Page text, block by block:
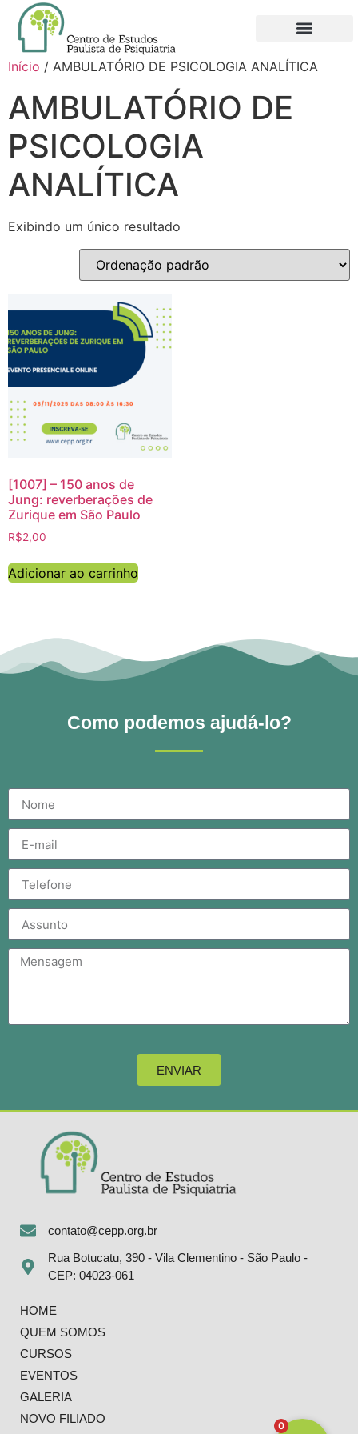
Início / AMBULATÓRIO DE PSICOLOGIA ANALÍTICA
AMBULATÓRIO DE
PSICOLOGIA
ANALÍTICA
Exibindo um único resultado
[1007] – 150 anos de
Jung: reverberações de
Zurique em São Paulo
R$2,00
Adicionar ao carrinho
Como podemos ajudá-lo?
ENVIAR
contato@cepp.org.br
Rua Botucatu, 390 - Vila Clementino - São Paulo -
CEP: 04023-061
HOME
QUEM SOMOS
CURSOS
EVENTOS
GALERIA
NOVO FILIADO
0